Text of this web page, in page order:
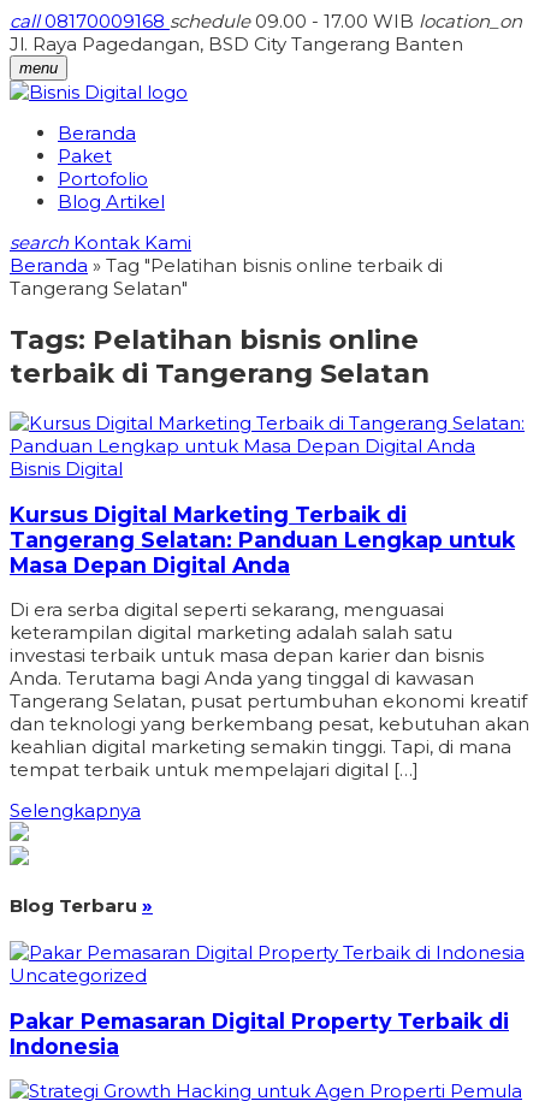
call08170009168 schedule09.00 - 17.00 WIB location_on
Jl. Raya Pagedangan, BSD City Tangerang Banten
menu
Beranda
Paket
Portofolio
Blog Artikel
search Kontak Kami
Beranda » Tag "Pelatihan bisnis online terbaik di
Tangerang Selatan"
Tags: Pelatihan bisnis online
terbaik di Tangerang Selatan
Bisnis Digital
Kursus Digital Marketing Terbaik di
Tangerang Selatan: Panduan Lengkap untuk
Masa Depan Digital Anda
Di era serba digital seperti sekarang, menguasai
keterampilan digital marketing adalah salah satu
investasi terbaik untuk masa depan karier dan bisnis
Anda. Terutama bagi Anda yang tinggal di kawasan
Tangerang Selatan, pusat pertumbuhan ekonomi kreatif
dan teknologi yang berkembang pesat, kebutuhan akan
keahlian digital marketing semakin tinggi. Tapi, di mana
tempat terbaik untuk mempelajari digital […]
Selengkapnya
Blog Terbaru »
Uncategorized
Pakar Pemasaran Digital Property Terbaik di
Indonesia